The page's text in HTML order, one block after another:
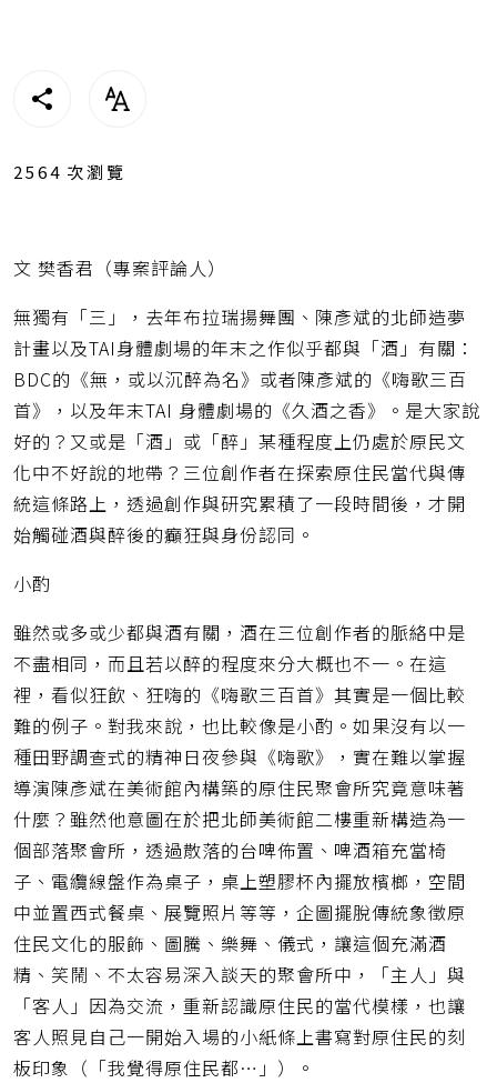
2564 次瀏覽
文 樊香君（專案評論人）
無獨有「三」，去年布拉瑞揚舞團、陳彥斌的北師造夢
計畫以及TAI身體劇場的年末之作似乎都與「酒」有關：
BDC的《無，或以沉醉為名》或者陳彥斌的《嗨歌三百
首》，以及年末TAI 身體劇場的《久酒之香》。是大家說
好的？又或是「酒」或「醉」某種程度上仍處於原民文
化中不好說的地帶？三位創作者在探索原住民當代與傳
統這條路上，透過創作與研究累積了一段時間後，才開
始觸碰酒與醉後的癲狂與身份認同。
小酌
雖然或多或少都與酒有關，酒在三位創作者的脈絡中是
不盡相同，而且若以醉的程度來分大概也不一。在這
裡，看似狂飲、狂嗨的《嗨歌三百首》其實是一個比較
難的例子。對我來說，也比較像是小酌。如果沒有以一
種田野調查式的精神日夜參與《嗨歌》，實在難以掌握
導演陳彥斌在美術館內構築的原住民聚會所究竟意味著
什麼？雖然他意圖在於把北師美術館二樓重新構造為一
個部落聚會所，透過散落的台啤佈置、啤酒箱充當椅
子、電纜線盤作為桌子，桌上塑膠杯內擺放檳榔，空間
中並置西式餐桌、展覽照片等等，企圖擺脫傳統象徵原
住民文化的服飾、圖騰、樂舞、儀式，讓這個充滿酒
精、笑鬧、不太容易深入談天的聚會所中，「主人」與
「客人」因為交流，重新認識原住民的當代模樣，也讓
客人照見自己一開始入場的小紙條上書寫對原住民的刻
板印象（「我覺得原住民都…」）。